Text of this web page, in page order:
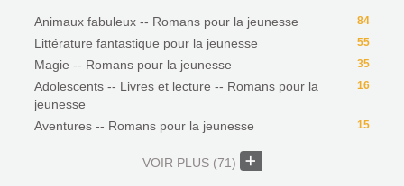
84
Animaux fabuleux -- Romans pour la jeunesse
55
Littérature fantastique pour la jeunesse
35
Magie -- Romans pour la jeunesse
16
Adolescents -- Livres et lecture -- Romans pour la
jeunesse
15
Aventures -- Romans pour la jeunesse
VOIR PLUS (71)